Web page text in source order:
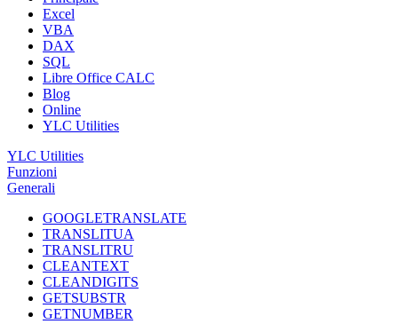
Excel
VBA
DAX
SQL
Libre Office CALC
Blog
Online
YLC Utilities
YLC Utilities
Funzioni
Generali
GOOGLETRANSLATE
TRANSLITUA
TRANSLITRU
CLEANTEXT
CLEANDIGITS
GETSUBSTR
GETNUMBER